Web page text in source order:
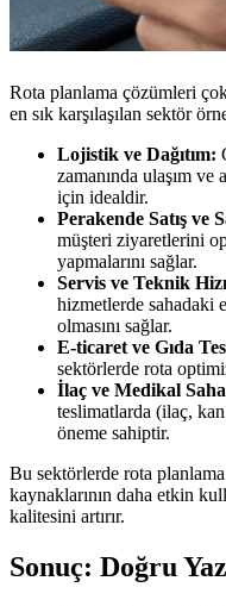
Rota planlama çözümleri
en sık karşılaşılan sektör
Lojistik ve Dağıtım:
zamanında ulaşım ve
için idealdir.
Perakende Satış ve
müşteri ziyaretlerini
yapmalarını sağlar.
Servis ve Teknik
hizmetlerde sahadaki
olmasını sağlar.
E-ticaret ve Gıda
sektörlerde rota
İlaç ve Medikal Saha
teslimatlarda (ilaç,
öneme sahiptir.
Bu sektörlerde rota
kaynaklarının daha etkin
kalitesini artırır.
Sonuç: Doğru